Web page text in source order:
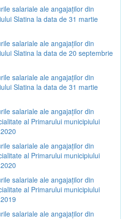
salariale ale angajaților din
Slatina la data de 31 martie
salariale ale angajaților din
Slatina la data de 20 septembrie
salariale ale angajaților din
Slatina la data de 31 martie
salariale ale angajaților din
al Primarului municipiului
salariale ale angajaților din
al Primarului municipiului
salariale ale angajaților din
al Primarului municipiului
salariale ale angajaților din